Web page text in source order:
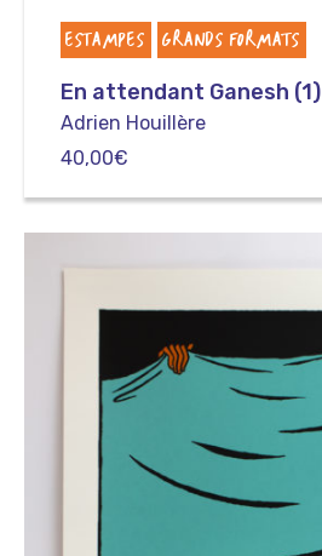
ESTAMPES GRANDS FORMATS
En attendant Ganesh (1)
Adrien Houillère
40,00€